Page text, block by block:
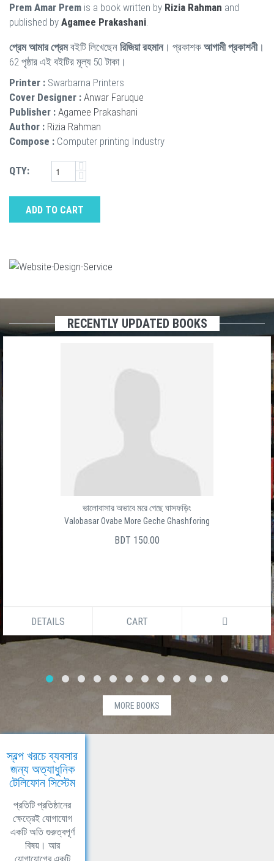
Prem Amar Prem is a book written by Rizia Rahman and
published by Agamee Prakashani
প্রেম আমার প্রেমবইটি লিখেছেন রিজিয়া রহমান। প্রকাশক আগামী প্রকাশনী।
62 পৃষ্ঠার এই বইটির মূল্য 50 টাকা।
Printer : Swarbarna Printers
Cover Designer : Anwar Faruque
Publisher : Agamee Prakashani
Author : Rizia Rahman
Compose : Computer printing Industry
QTY:
ADD TO CART
RECENTLY UPDATED BOOKS
ভালোবাসার অভাবে মরে গেছে ঘাসফড়িং
Valobasar Ovabe More Geche Ghashforing
BDT 150.00
DETAILS CART
MORE BOOKS
স্বল্প খরচে ব্যবসার
জন্য অত্যাধুনিক
টেলিফোন সিস্টেম
প্রতিটি প্রতিষ্ঠানের
ক্ষেত্রেই যোগাযোগ
একটি অতি গুরুত্বপূর্ণ
বিষয়। আর